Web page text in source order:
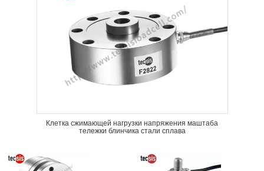
Клетка сжимающей нагрузки напряжения маштаба
тележки блинчика стали сплава